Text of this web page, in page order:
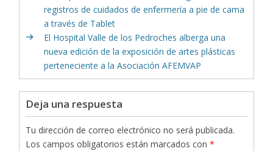
registros de cuidados de enfermería a pie de cama
a través de Tablet
El Hospital Valle de los Pedroches alberga una
nueva edición de la exposición de artes plásticas
perteneciente a la Asociación AFEMVAP
Deja una respuesta
Tu dirección de correo electrónico no será publicada.
Los campos obligatorios están marcados con*